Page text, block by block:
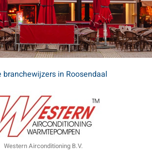
branchewijzers in Roosendaal
Western Airconditioning B.V.